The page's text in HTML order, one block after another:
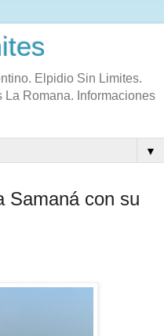
Elpidio Sin Limites.
La Romana. Informaciones
▼
Samaná con su